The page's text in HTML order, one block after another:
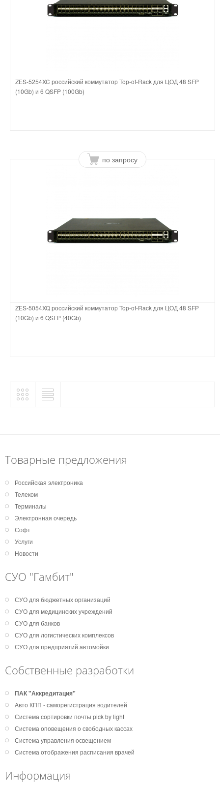
ZES-5254XC российский коммутатор Top-of-Rack для ЦОД 48 SFP
(10Gb) и 6 QSFP (100Gb)
по запросу
ZES-5054XQ российский коммутатор Top-of-Rack для ЦОД 48 SFP
(10Gb) и 6 QSFP (40Gb)
Товарные предложения
Российская электроника
Телеком
Терминалы
Электронная очередь
Софт
Услуги
Новости
СУО "Гамбит"
СУО для бюджетных организаций
СУО для медицинских учреждений
СУО для банков
СУО для логистических комплексов
СУО для предприятий автомойки
Собственные разработки
ПАК "Аккредитация"
Авто КПП - саморегистрация водителей
Система сортировки почты pick by light
Система оповещения о свободных кассах
Система управления освещением
Система отображения расписания врачей
Информация